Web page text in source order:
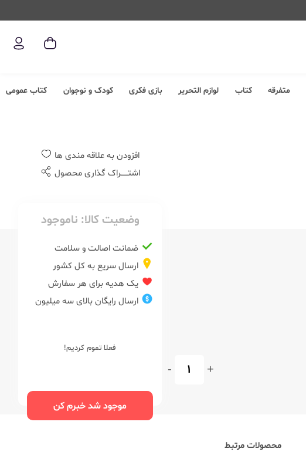
متفرقه کتاب لوازم التحریر بازی فکری کودک و نوجوان کتاب عمومی
+
-
افزودن به علاقه مندی ها
اشتــــــراک گذاری محصول
وضعیت کالا: ناموجود
ضمانت اصالت و سلامت
ارسال سریع به کل کشور
یک هدیه برای هر سفارش
ارسال رایگان بالای سه میلیون
فعلا تموم کردیم!
موجود شد خبرم کن
محصولات مرتبط